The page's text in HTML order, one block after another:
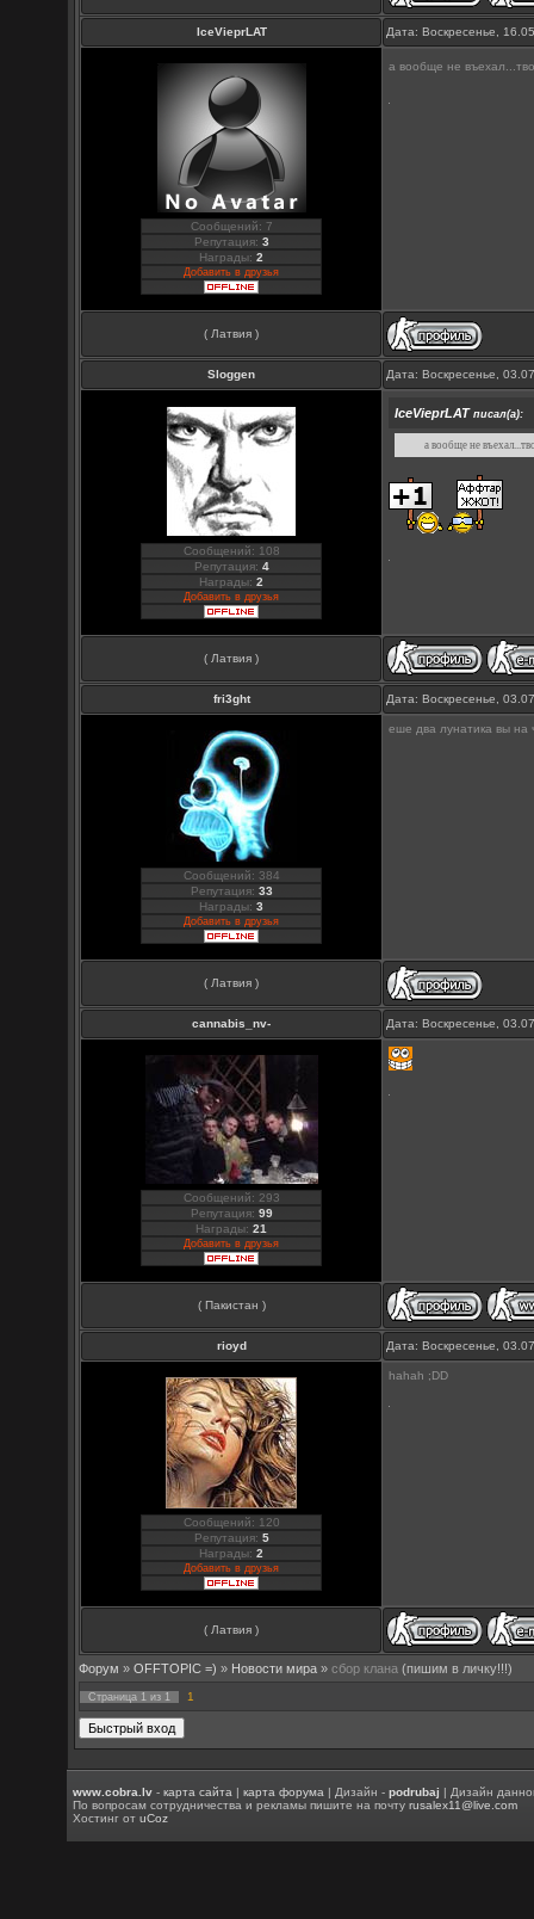
IceVieprLAT Дата: Воскресенье,
Сообщений: 7
Репутация: 3
Награды:2
Добавить в друзья
а вообще не
( Латвия )
Sloggen Дата: Воскресенье,
Сообщений: 108
Репутация: 4
Награды:2
Добавить в друзья
IceVieprLAT писал(а):
а вообще не
( Латвия )
fri3ght Дата: Воскресенье,
Сообщений: 384
Репутация: 33
Награды:3
Добавить в друзья
еше два лунатика вы на
( Латвия )
cannabis_nv- Дата: Воскресенье,
Сообщений: 293
Репутация: 99
Награды:21
Добавить в друзья
( Пакистан )
rioyd Дата: Воскресенье,
Сообщений: 120
Репутация: 5
Награды:2
Добавить в друзья
hahah ;DD
( Латвия )
Форум » OFFTOPIC =) » Новости мира » сбор клана (пишим в личку!!!)
Страница 1 из 1 1
www.cobra.lv -карта сайта |карта форума | Дизайн -podrubaj | Дизайн
По вопросам сотрудничества и рекламы пишите на почтуrusalex11@live.com
Хостинг отuCoz